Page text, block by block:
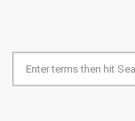
Formulario